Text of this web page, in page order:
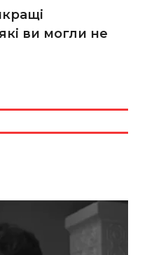
ви могли не